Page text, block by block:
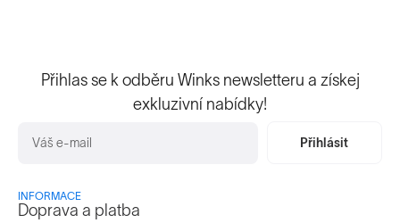
Přihlas se k odběru Winks newsletteru a získej
exkluzivní nabídky!
Přihlásit
INFORMACE
Doprava a platba